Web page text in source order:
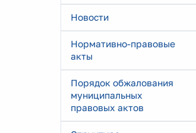
Новости
Нормативно-правовые
акты
Порядок обжалования
муниципальных
правовых актов